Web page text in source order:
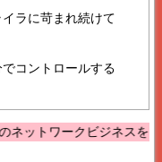
ラに苛まれ続けて
コントロールする
ビジネスを、1年で勤